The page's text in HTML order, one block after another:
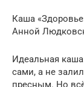
Каша
Анной
Идеальная
сами, а не
пресным. Но